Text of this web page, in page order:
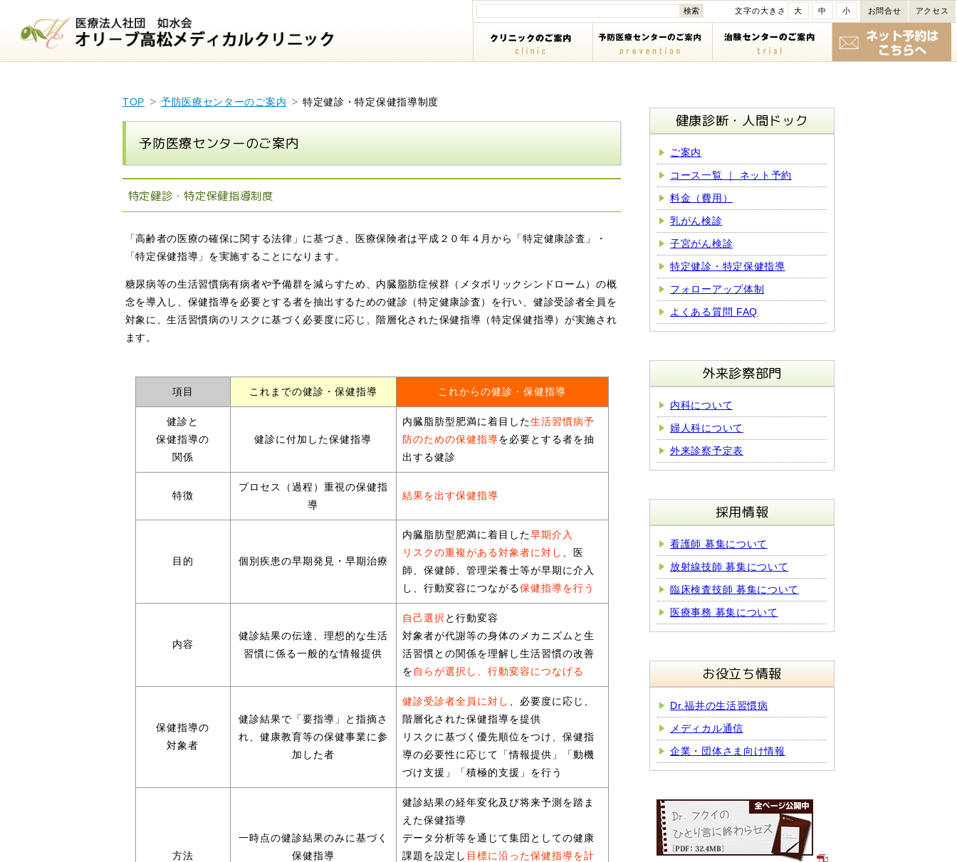
文字の大きさ 大 中 小 お問合せ アクセス
TOP 予防医療センターのご案内 特定健診・特定保健指導制度
予防医療センターのご案内
特定健診・特定保健指導制度
「高齢者の医療の確保に関する法律」に基づき、医療保険者は平成２０年４月から「特定健康診査」・
「特定保健指導」を実施することになります。
糖尿病等の生活習慣病有病者や予備群を減らすため、内臓脂肪症候群（メタボリックシンドローム）の概
念を導入し、保健指導を必要とする者を抽出するための健診（特定健康診査）を行い、健診受診者全員を
対象に、生活習慣病のリスクに基づく必要度に応じ、階層化された保健指導（特定保健指導）が実施され
ます。
項目 これまでの健診・保健指導 これからの健診・保健指導
健診と
保健指導の
関係
健診に付加した保健指導
内臓脂肪型肥満に着目した生活習慣病予
防のための保健指導を必要とする者を抽
出する健診
特徴
プロセス（過程）重視の保健指
導
結果を出す保健指導
目的 個別疾患の早期発見・早期治療
内臓脂肪型肥満に着目した早期介入
リスクの重複がある対象者に対し
、医
師、保健師、管理栄養士等が早期に介入
し、行動変容につながる保健指導を行う
内容
健診結果の伝達、理想的な生活
習慣に係る一般的な情報提供
自己選択 と行動変容
対象者が代謝等の身体のメカニズムと生
活習慣との関係を理解し生活習慣の改善
を 自らが選択し、行動変容につなげる
保健指導の
対象者
健診結果で「要指導」と指摘さ
れ、健康教育等の保健事業に参
加した者
健診受診者全員に対し
、必要度に応じ、
階層化された保健指導を提供
リスクに基づく優先順位をつけ、保健指
導の必要性に応じて「情報提供」「動機
づけ支援」「積極的支援」を行う
方法
一時点の健診結果のみに基づく
保健指導
健診結果の経年変化及び将来予測を踏ま
えた保健指導
データ分析等を通じて集団としての健康
課題を設定し 目標に沿った保健指導を計
健康診断・人間ドック
ご案内
コース一覧 ｜ ネット予約
料金（費用）
乳がん検診
子宮がん検診
特定健診・特定保健指導
フォローアップ体制
よくある質問 FAQ
外来診察部門
内科について
婦人科について
外来診察予定表
採用情報
看護師 募集について
放射線技師 募集について
臨床検査技師 募集について
医療事務 募集について
お役立ち情報
Dr.福井の生活習慣病
メディカル通信
企業・団体さま向け情報